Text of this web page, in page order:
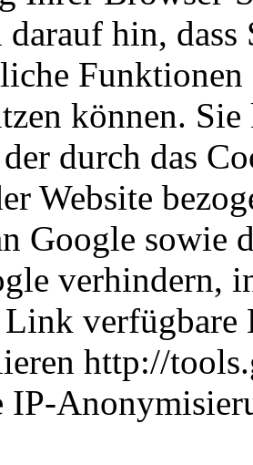
darauf hin,
können.
durch das
Website
Google sowie
verhindern,
verfügbare
http://
IP-